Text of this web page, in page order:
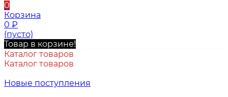
0
Корзина
0 ₽
(пусто)
Товар в корзине!
Каталог товаров
Каталог товаров
Новые поступления